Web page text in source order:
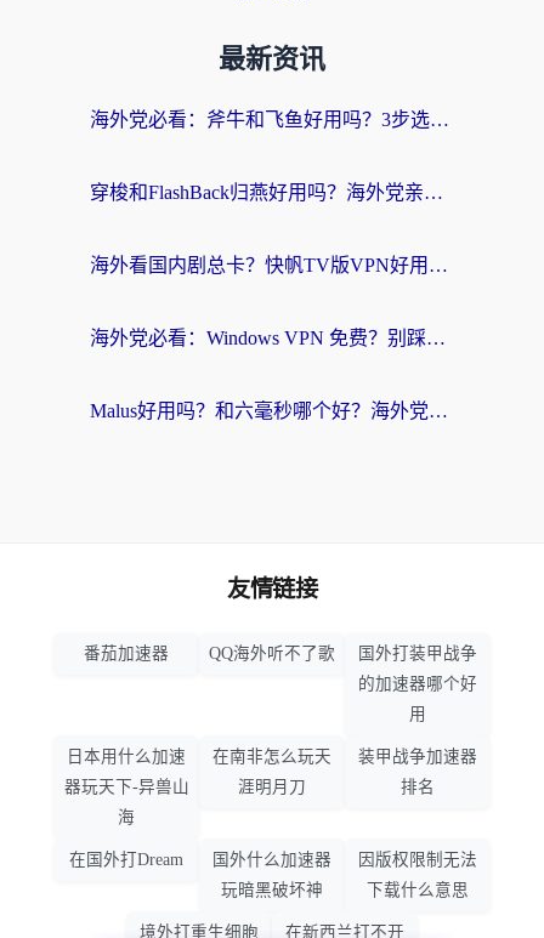
最新资讯
海外党必看：斧牛和飞鱼好用吗？3步选对回国加速器，无缝刷剧玩国服
穿梭和FlashBack归燕好用吗？海外党亲测3款热门回国加速器，教你选对不踩坑
海外看国内剧总卡？快帆TV版VPN好用吗？和快滚VPN对比哪个回国效果更好？
海外党必看：Windows VPN 免费？别踩坑！教你选对好用的国内加速器无缝回国
Malus好用吗？和六毫秒哪个好？海外党选回国加速器的避坑指南
友情链接
番茄加速器 QQ海外听不了歌
国外打装甲战争
的加速器哪个好
用
日本用什么加速
器玩天下-异兽山
海
在南非怎么玩天
涯明月刀
装甲战争加速器
排名
在国外打Dream
国外什么加速器
玩暗黑破坏神
因版权限制无法
下载什么意思
境外打重生细胞 在新西兰打不开